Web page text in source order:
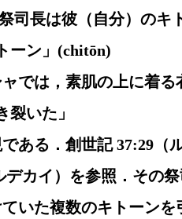
司長は彼（自分）のキ
ーン」(chitōn)
では，素肌の上に着る
裂いた」
ある．創世記 37:29（
デカイ）を参照．その
いた複数のキトーンを